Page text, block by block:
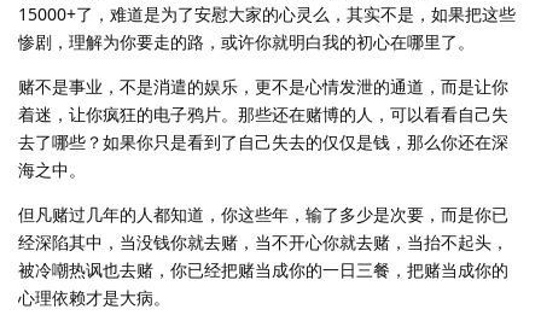
15000+了，难道是为了安慰大家的心灵么，其实不是，如果把这些
惨剧，理解为你要走的路，或许你就明白我的初心在哪里了。
赌不是事业，不是消遣的娱乐，更不是心情发泄的通道，而是让你
着迷，让你疯狂的电子鸦片。那些还在赌博的人，可以看看自己失
去了哪些？如果你只是看到了自己失去的仅仅是钱，那么你还在深
海之中。
但凡赌过几年的人都知道，你这些年，输了多少是次要，而是你已
经深陷其中，当没钱你就去赌，当不开心你就去赌，当抬不起头，
被冷嘲热讽也去赌，你已经把赌当成你的一日三餐，把赌当成你的
心理依赖才是大病。